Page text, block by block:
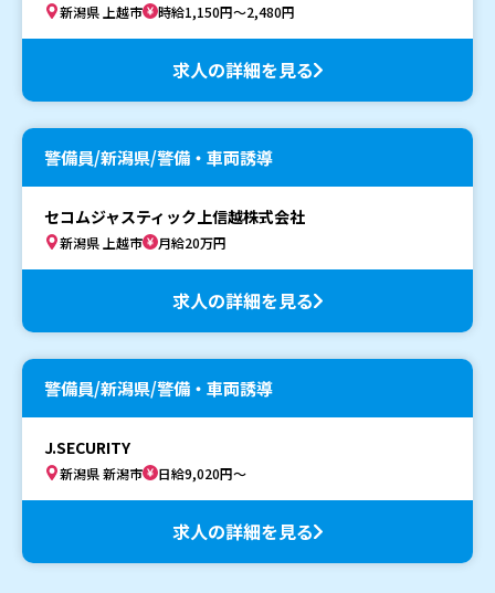
新潟県 上越市 時給1,150円～2,480円
求人の詳細を見る
警備員/新潟県/警備・車両誘導
セコムジャスティック上信越株式会社
新潟県 上越市 月給20万円
求人の詳細を見る
警備員/新潟県/警備・車両誘導
J.SECURITY
新潟県 新潟市 日給9,020円～
求人の詳細を見る